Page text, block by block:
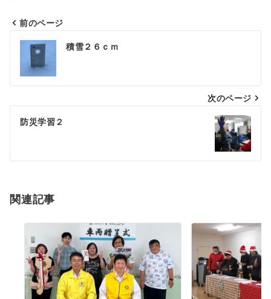
投
ナ
ビ
ゲ
シ
ン
前のページ
積雪２６ｃｍ
次のページ
防災学習２
関連記事